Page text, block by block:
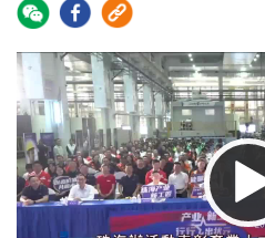
Video
Player